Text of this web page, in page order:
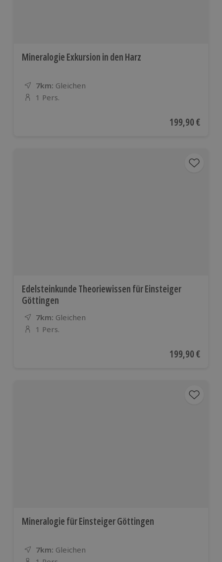
Mineralogie Exkursion in den Harz
7km: Entfernung
Standort
Gleichen
Anzahl der Teilnehmer
1 Pers.
Aktueller Preis
199,90 €
Edelsteinkunde Theoriewissen für Einsteiger
Göttingen
7km: Entfernung
Standort
Gleichen
Anzahl der Teilnehmer
1 Pers.
Aktueller Preis
199,90 €
Mineralogie für Einsteiger Göttingen
7km: Entfernung
Standort
Gleichen